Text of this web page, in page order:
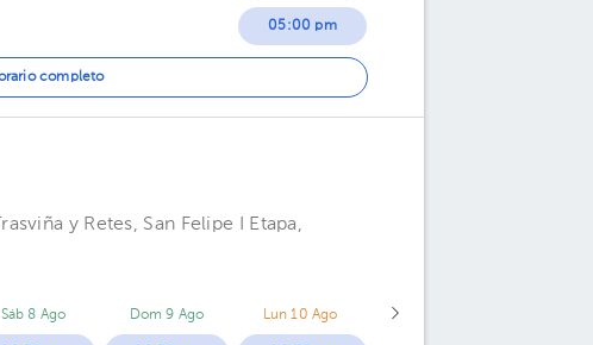
05:00 pm
06:00 pm
completo
y Retes, San Felipe I Etapa,
Sáb 8 Ago Dom 9 Ago Lun 10 Ago